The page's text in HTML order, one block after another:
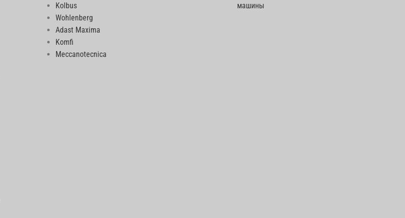
Kolbus
Wohlenberg
Adast Maxima
Komfi
Meccanotecnica